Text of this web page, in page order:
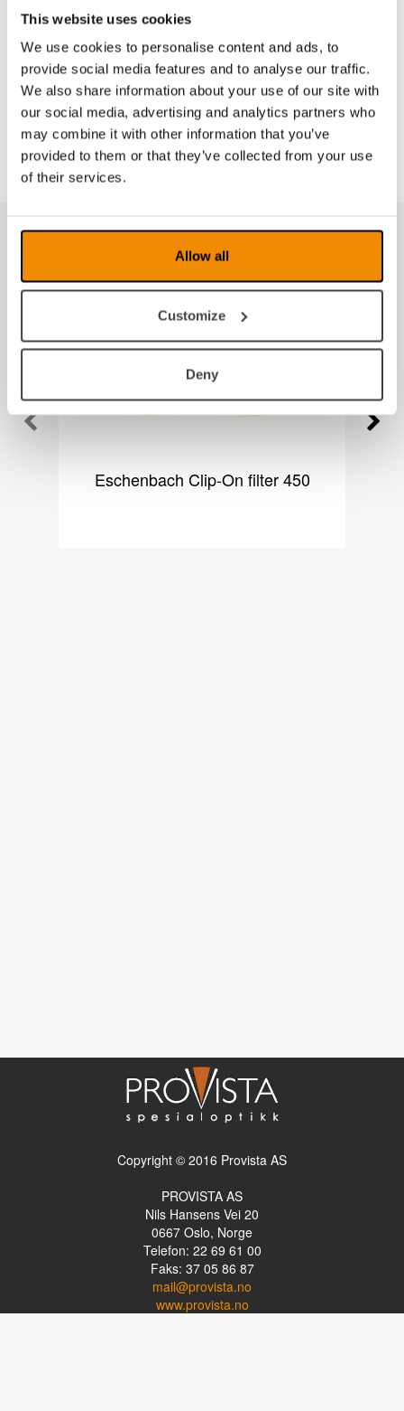
This website uses cookies
We use cookies to personalise content and ads, to
provide social media features and to analyse our traffic.
We also share information about your use of our site with
our social media, advertising and analytics partners who
may combine it with other information that you’ve
provided to them or that they’ve collected from your use
of their services.
Allow all
Customize
Deny
god egnet til alle typer aktiviteter som innebærer
risiko for blending. Det hindrer effektivt reflekser fra
vannspeil og snø og tar bort sjenerende blått lys som
reduserer kontrastsynet. aktiv brun,
art.nr. PVF 83006
Produkter fra samme kategori
Eschenbach Clip-On filter 450
Copyright © 2016 Provista AS
PROVISTA AS
Nils Hansens Vei 20
0667 Oslo, Norge
Telefon: 22 69 61 00
Faks: 37 05 86 87
mail@provista.no
www.provista.no